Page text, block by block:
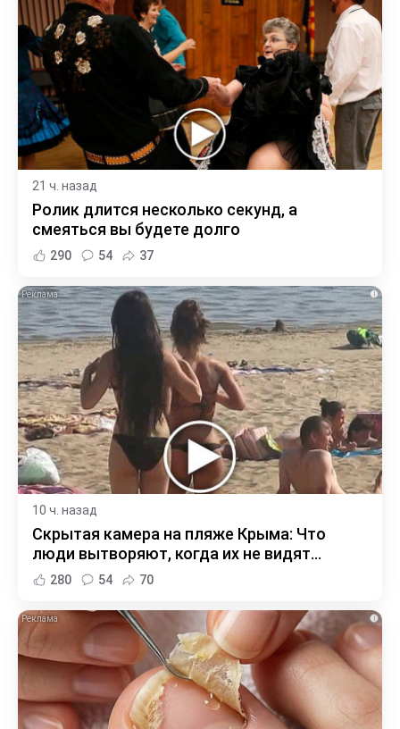
21 ч. назад
Ролик длится несколько секунд, а
смеяться вы будете долго
290 54 37
i
10 ч. назад
Скрытая камера на пляже Крыма: Что
люди вытворяют, когда их не видят...
280 54 70
i